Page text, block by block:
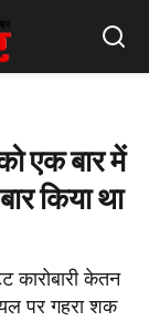
एक बार में
किया था
केतन
पर गहरा शक